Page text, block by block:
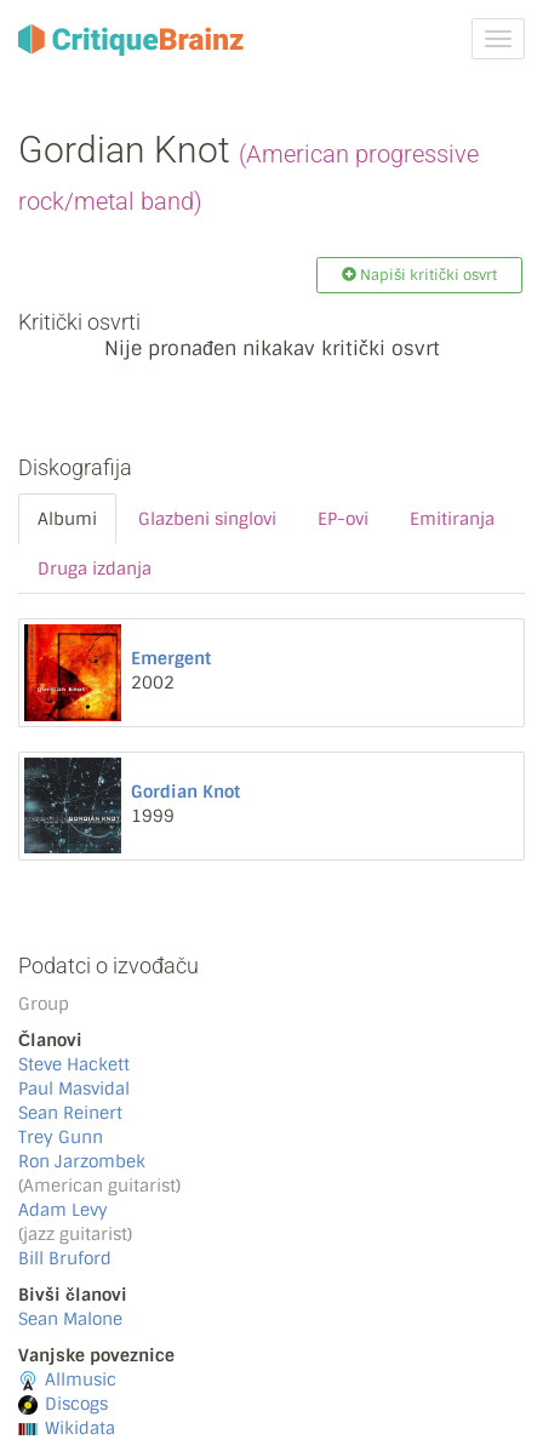
ili
Gordian Knot (American progressive
rock/metal band)
Napiši kritički osvrt
Kritički osvrti
Nije pronađen nikakav kritički osvrt
Diskografija
Albumi Glazbeni singlovi EP-ovi Emitiranja
Druga izdanja
Emergent
2002
Gordian Knot
1999
Podatci o izvođaču
Group
Članovi
Steve Hackett
Paul Masvidal
Sean Reinert
Trey Gunn
Ron Jarzombek
(American guitarist)
Adam Levy
(jazz guitarist)
Bill Bruford
Bivši članovi
Sean Malone
Vanjske poveznice
Allmusic
Discogs
Wikidata